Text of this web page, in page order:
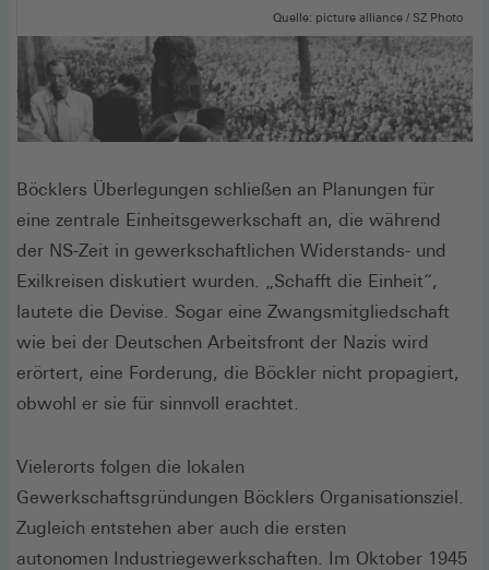
Quelle: picture alliance / SZ Photo
Hunger-Demonstration in Hamburg (1947): Der DGB-
Gewerkschafter Adolph Kummernuss (links unten) spricht auf der
zentralen Kundgebung.
Böcklers Überlegungen schließen an Planungen für
eine zentrale Einheitsgewerkschaft an, die während
der NS-Zeit in gewerkschaftlichen Widerstands- und
Exilkreisen diskutiert wurden. „Schafft die Einheit“,
lautete die Devise. Sogar eine Zwangsmitgliedschaft
wie bei der Deutschen Arbeitsfront der Nazis wird
erörtert, eine Forderung, die Böckler nicht propagiert,
obwohl er sie für sinnvoll erachtet.
Vielerorts folgen die lokalen
Gewerkschaftsgründungen Böcklers Organisationsziel.
Zugleich entstehen aber auch die ersten
autonomen Industriegewerkschaften. Im Oktober 1945